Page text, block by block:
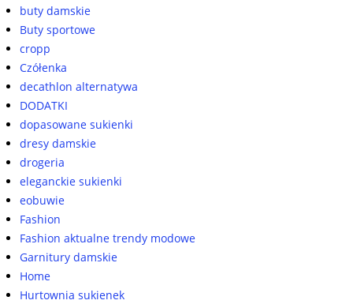
buty damskie
Buty sportowe
cropp
Czółenka
decathlon alternatywa
DODATKI
dopasowane sukienki
dresy damskie
drogeria
eleganckie sukienki
eobuwie
Fashion
Fashion aktualne trendy modowe
Garnitury damskie
Home
Hurtownia sukienek